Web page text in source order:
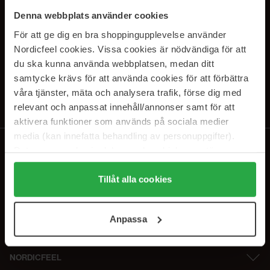
Denna webbplats använder cookies
För att ge dig en bra shoppingupplevelse använder
Nordicfeel cookies. Vissa cookies är nödvändiga för att
du ska kunna använda webbplatsen, medan ditt
samtycke krävs för att använda cookies för att förbättra
våra tjänster, mäta och analysera trafik, förse dig med
relevant och anpassat innehåll/annonser samt för att
aktivera funktioner som används på sociala medier
media (kan innefatta behandling av personuppgifter).
Genom att trycka på "Tillåt alla cookies" accepterar du
alla cookies, medan du under "Detaljer" kan anpassa
användningen av cookies. Du kan när som helst återkalla
samt vår Integritetspolicy.
Tillåt alla cookies
Anpassa
SUBSCRIBE TO OUR
NEWSLETTER
E-postadresse
Ved å abonnere godtar du vårpersonvernerklæring. Du kan melde deg
NORDICFEEL